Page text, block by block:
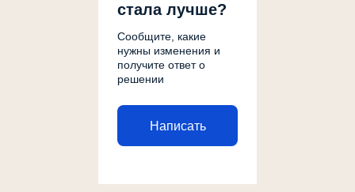
стала лучше?
Сообщите, какие
нужны изменения и
получите ответ о
решении
Написать